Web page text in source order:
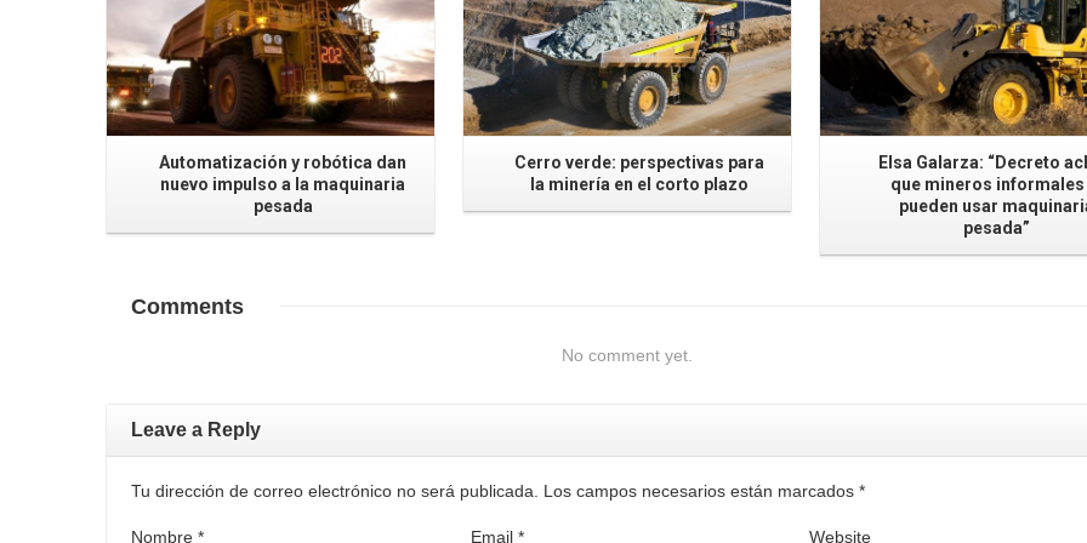
Automatización y robótica dan
nuevo impulso a la maquinaria
pesada
Cerro verde: perspectivas para
la minería en el corto plazo
Elsa Galarza: “Decreto
que mineros
pueden usar
pesada”
Comments
No comment yet.
Leave a Reply
Tu dirección de correo electrónico no será publicada. Los campos necesarios están marcados *
Nombre * Email * Website